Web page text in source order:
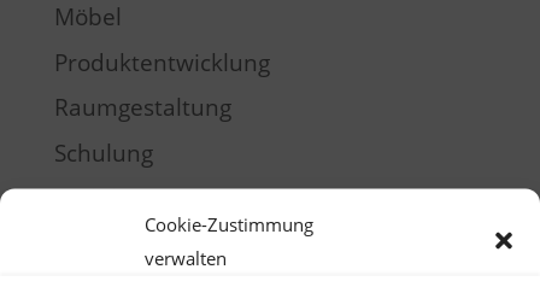
Cookie-Zustimmung
verwalten
Möbel
Produktentwicklung
Raumgestaltung
Schulung
Training